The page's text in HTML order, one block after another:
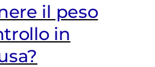
il peso
in